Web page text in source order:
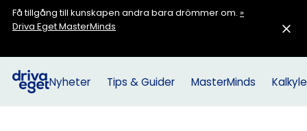
Få tillgång till kunskapen andra bara drömmer om. »
Driva Eget MasterMinds
Nyheter Tips & Guider MasterMinds